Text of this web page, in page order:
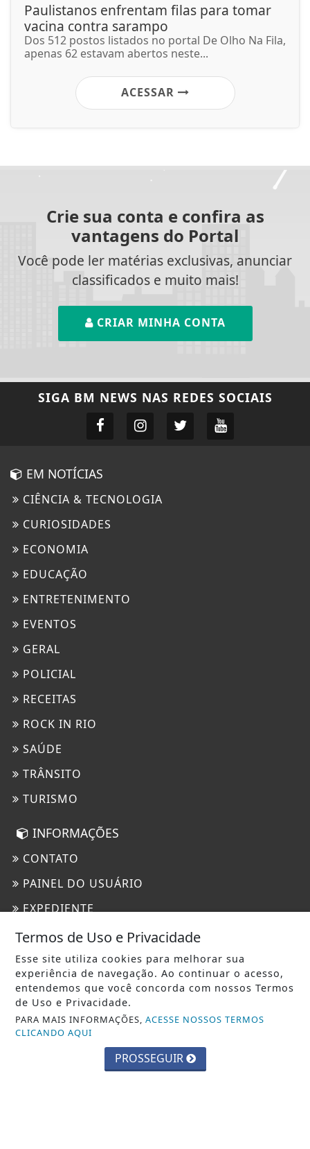
Paulistanos enfrentam filas para tomar
vacina contra sarampo
Dos 512 postos listados no portal De Olho Na Fila,
apenas 62 estavam abertos neste...
ACESSAR
Crie sua conta e confira as
vantagens do Portal
Você pode ler matérias exclusivas, anunciar
classificados e muito mais!
CRIAR MINHA CONTA
SIGA BM NEWS NAS REDES SOCIAIS
EM NOTÍCIAS
CIÊNCIA & TECNOLOGIA
CURIOSIDADES
ECONOMIA
EDUCAÇÃO
ENTRETENIMENTO
EVENTOS
GERAL
POLICIAL
RECEITAS
ROCK IN RIO
SAÚDE
TRÂNSITO
TURISMO
INFORMAÇÕES
CONTATO
PAINEL DO USUÁRIO
EXPEDIENTE
TERMOS DE USO E PRIVACIDADE
SOBRE
Termos de Uso e Privacidade
Esse site utiliza cookies para melhorar sua
experiência de navegação. Ao continuar o acesso,
entendemos que você concorda com nossos Termos
de Uso e Privacidade.
PARA MAIS INFORMAÇÕES,ACESSE NOSSOS TERMOS
CLICANDO AQUI
PROSSEGUIR